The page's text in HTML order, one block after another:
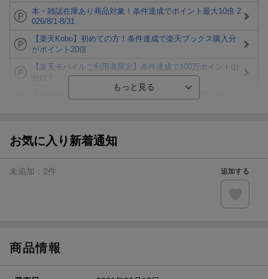
本・雑誌在庫あり商品対象！条件達成でポイント最大10倍 2
026/8/1-8/31
【楽天Kobo】初めての方！条件達成で楽天ブックス購入分
がポイント20倍
【楽天モバイルご利用者限定】条件達成で100万ポイント山
分け！
が当たる！
楽天モバイル紹介キャンペーンの拡散で300円OFFクーポン
条件達成で楽天限定・宝塚歌劇 宙組貸切公演ペアチケット
お気に入り新着通知
未追加： 2件 追加する
商品情報